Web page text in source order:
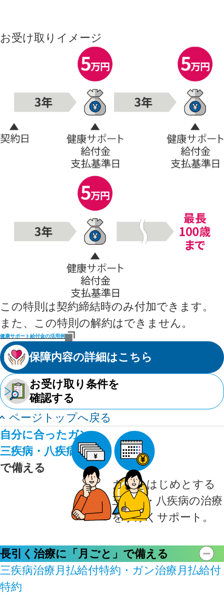
お受け取りイメージ
この特則は契約締結時のみ付加できます。
また、この特則の解約はできません。
健康サポート給付金の活用例
保障内容の詳細はこちら
お受け取り条件を
確認する
ページトップへ戻る
自分に合ったガン・
三疾病・八疾病の保障
で備える
ガンをはじめとする
三疾病・八疾病の治療
を手厚くサポート。
長引く治療に「月ごと」で備える
三疾病治療月払給付特約・ガン治療月払給付
特約